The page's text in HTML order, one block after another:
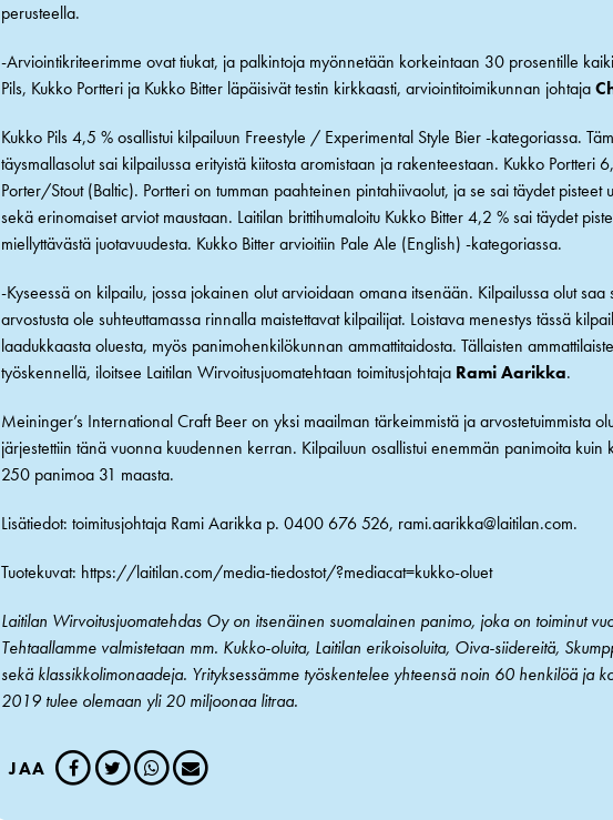
perusteella.
-Arviointikriteerimme ovat tiukat, ja palkintoja myönnetään korkeintaan 30 prosentille
Pils, Kukko Portteri ja Kukko Bitter läpäisivät testin kirkkaasti, arviointitoimikunnan johtaja
Kukko Pils 4,5 % osallistui kilpailuun Freestyle / Experimental Style Bier -kategoriassa.
täysmallasolut sai kilpailussa erityistä kiitosta aromistaan ja rakenteestaan. Kukko Portteri
Porter/Stout (Baltic). Portteri on tumman paahteinen pintahiivaolut, ja se sai täydet pisteet
sekä erinomaiset arviot maustaan. Laitilan brittihumaloitu Kukko Bitter 4,2 % sai täydet
miellyttävästä juotavuudesta. Kukko Bitter arvioitiin Pale Ale (English) -kategoriassa.
-Kyseessä on kilpailu, jossa jokainen olut arvioidaan omana itsenään. Kilpailussa olut
arvostusta ole suhteuttamassa rinnalla maistettavat kilpailijat. Loistava menestys tässä
laadukkaasta oluesta, myös panimohenkilökunnan ammattitaidosta. Tällaisten
työskennellä, iloitsee Laitilan Wirvoitusjuomatehtaan toimitusjohtaja Rami Aarikka.
Meininger’s International Craft Beer on yksi maailman tärkeimmistä ja arvostetuimmista
järjestettiin tänä vuonna kuudennen kerran. Kilpailuun osallistui enemmän panimoita kuin
250 panimoa 31 maasta.
Lisätiedot: toimitusjohtaja Rami Aarikka p. 0400 676 526, rami.aarikka@laitilan.com.
Tuotekuvat: https://laitilan.com/media-tiedostot/?mediacat=kukko-oluet
Laitilan Wirvoitusjuomatehdas Oy on itsenäinen suomalainen panimo, joka on toiminut
Tehtaallamme valmistetaan mm. Kukko-oluita, Laitilan erikoisoluita, Oiva-siidereitä,
sekä klassikkolimonaadeja. Yrityksessämme työskentelee yhteensä noin 60 henkilöä ja
2019 tulee olemaan yli 20 miljoonaa litraa.
JAA